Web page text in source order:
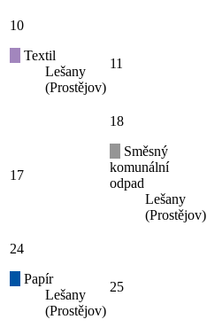
10
Textil
Lešany
(Prostějov)
11
17
18
Směsný
komunální
odpad
Lešany
(Prostějov)
24
Papír
Lešany
(Prostějov)
25